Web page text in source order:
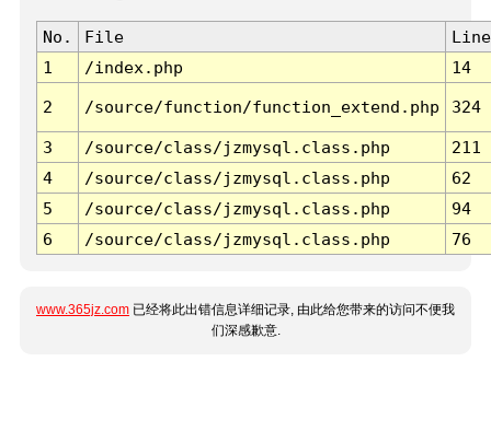
No. File
Line
1
/index.php 14
2 /source/function/function_extend.php 324
3 /source/class/jzmysql.class.php
211
4
/source/class/jzmysql.class.php
62
5
/source/class/jzmysql.class.php
94
6
/source/class/jzmysql.class.php 76
www.365jz.com 已经将此出错信息详细记录, 由此给您带来的访问不便我
们深感歉意.